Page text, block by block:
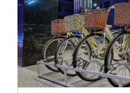
合
作
提
案